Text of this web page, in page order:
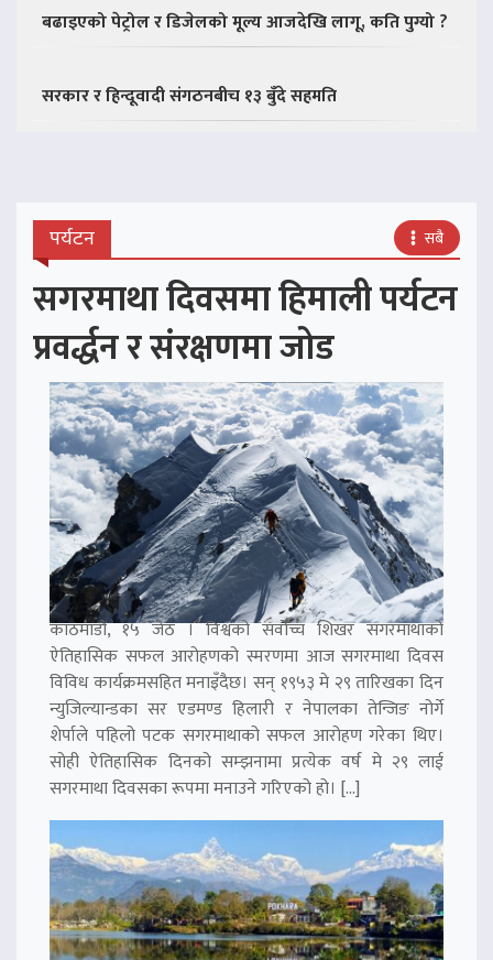
बढाइएको पेट्रोल र डिजेलको मूल्य आजदेखि लागू, कति पुग्यो ?
सरकार र हिन्दूवादी संगठनबीच १३ बुँदे सहमति
पर्यटन सबै
सगरमाथा दिवसमा हिमाली पर्यटन
प्रवर्द्धन र संरक्षणमा जोड
काठमाडौं, १५ जेठ । विश्वको सर्वोच्च शिखर सगरमाथाको
ऐतिहासिक सफल आरोहणको स्मरणमा आज सगरमाथा दिवस
विविध कार्यक्रमसहित मनाइँदैछ। सन् १९५३ मे २९ तारिखका दिन
न्युजिल्यान्डका सर एडमण्ड हिलारी र नेपालका तेन्जिङ नोर्गे
शेर्पाले पहिलो पटक सगरमाथाको सफल आरोहण गरेका थिए।
सोही ऐतिहासिक दिनको सम्झनामा प्रत्येक वर्ष मे २९ लाई
सगरमाथा दिवसका रूपमा मनाउने गरिएको हो। […]